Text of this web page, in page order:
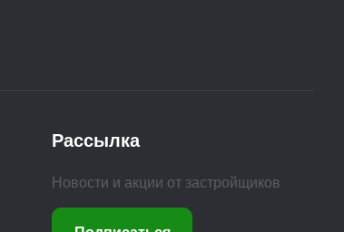
Рассылка
Новости и акции от застройщиков